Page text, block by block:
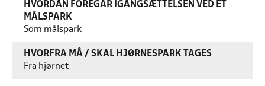
HVORDAN FOREGÅR IGANGSÆTTELSEN VED ET
MÅLSPARK
Som målspark
HVORFRA MÅ / SKAL HJØRNESPARK TAGES
Fra hjørnet